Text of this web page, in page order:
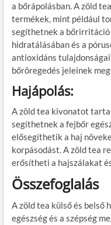
a bőrápolásban. A zöld
termékek, mint például
segíthetnek a bőrirritáció
hidratálásában és a
antioxidáns
bőröregedés jeleinek
Hajápolás:
A zöld tea kivonatot
segíthetnek a fejbőr
elősegíthetik a haj
korpásodást. A zöld tea
erősítheti a hajszálakat
Összefoglalás
A zöld tea külső és belső
egészség és a szépség